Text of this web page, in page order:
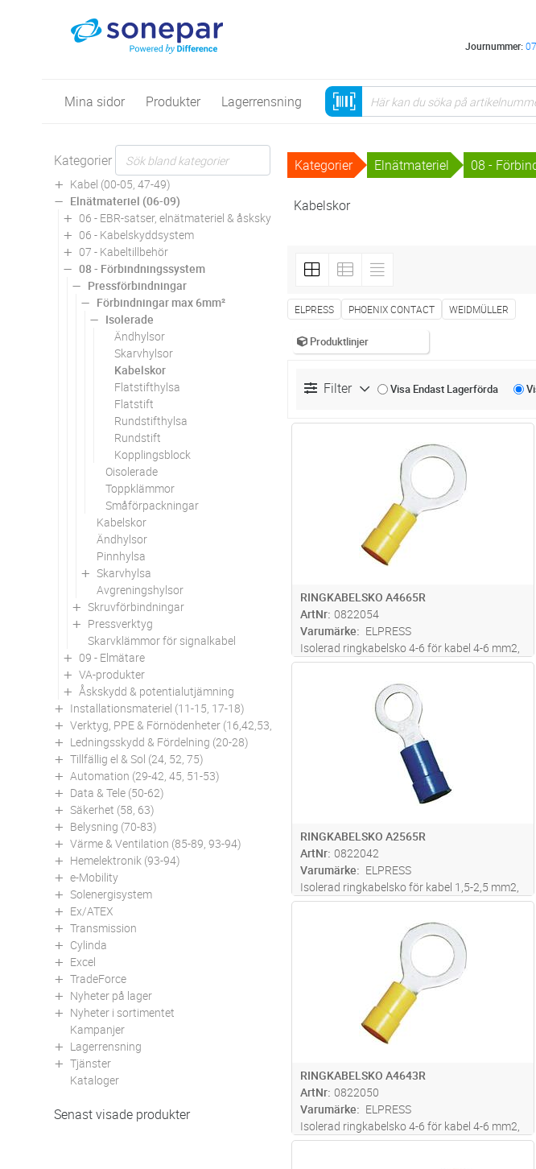
Journummer:
Mina sidor Produkter Lagerrensning
Kategorier
Kabel (00-05, 47-49)
Elnätmateriel (06-09)
06 - EBR-satser, elnätmateriel & åskskydd
06 - Kabelskyddsystem
07 - Kabeltillbehör
08 - Förbindningssystem
Pressförbindningar
Förbindningar max 6mm²
Isolerade
Ändhylsor
Skarvhylsor
Kabelskor
Flatstifthylsa
Flatstift
Rundstifthylsa
Rundstift
Kopplingsblock
Oisolerade
Toppklämmor
Småförpackningar
Kabelskor
Ändhylsor
Pinnhylsa
Skarvhylsa
Avgreningshylsor
Skruvförbindningar
Pressverktyg
Skarvklämmor för signalkabel
09 - Elmätare
VA-produkter
Åskskydd & potentialutjämning
Installationsmateriel (11-15, 17-18)
Verktyg, PPE & Förnödenheter (16,42,53,94)
Ledningsskydd & Fördelning (20-28)
Tillfällig el & Sol (24, 52, 75)
Automation (29-42, 45, 51-53)
Data & Tele (50-62)
Säkerhet (58, 63)
Belysning (70-83)
Värme & Ventilation (85-89, 93-94)
Hemelektronik (93-94)
e-Mobility
Solenergisystem
Ex/ATEX
Transmission
Cylinda
Excel
TradeForce
Nyheter på lager
Nyheter i sortimentet
Kampanjer
Lagerrensning
Tjänster
Kataloger
Senast visade produkter
Kategorier Elnätmateriel 08 -
Kabelskor
ELPRESS PHOENIX CONTACT WEIDMÜLLER
Produktlinjer
Filter Visa Endast Lagerförda
RINGKABELSKO A4665R
ArtNr 0822054
Varumärke
ELPRESS
Isolerad ringkabelsko 4-6 för kabel 4-6 mm2,
av material Cu, förtent, plast PC. Används
med certifierade verktyget GSA0760
RINGKABELSKO A2565R
ArtNr 0822042
Varumärke
ELPRESS
Isolerad ringkabelsko för kabel 1,5-2,5 mm2,
av material Cu, förtent, plast PC. Används
med certifierade verktyget GSA0760
RINGKABELSKO A4643R
ArtNr 0822050
Varumärke
ELPRESS
Isolerad ringkabelsko 4-6 för kabel 4-6 mm2,
av material Cu, förtent, plast PC. Används